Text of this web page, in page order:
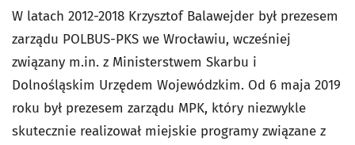
W latach 2012-2018 Krzysztof Balawejder był prezesem
zarządu POLBUS-PKS we Wrocławiu, wcześniej
związany m.in. z Ministerstwem Skarbu i
Dolnośląskim Urzędem Wojewódzkim. Od 6 maja 2019
roku był prezesem zarządu MPK, który niezwykle
skutecznie realizował miejskie programy związane z